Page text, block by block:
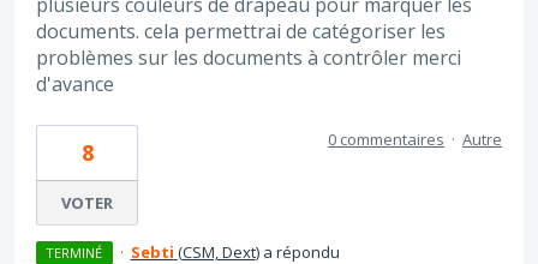
documents. cela permettrai de catégoriser les
problèmes sur les documents à contrôler merci
d'avance
8
VOTER
0 commentaires · Autre
TERMINÉ · Sebti (CSM, Dext)a répondu